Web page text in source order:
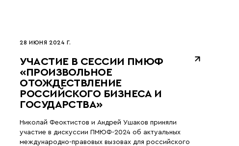
28 ИЮНЯ 2024 Г.
УЧАСТИЕ В СЕССИИ ПМЮФ
«ПРОИЗВОЛЬНОЕ
ОТОЖДЕСТВЛЕНИЕ
РОССИЙСКОГО БИЗНЕСА И
ГОСУДАРСТВА»
Николай Феоктистов и Андрей Ушаков приняли
участие в дискуссии ПМЮФ-2024 об актуальных
международно-правовых вызовах для российского